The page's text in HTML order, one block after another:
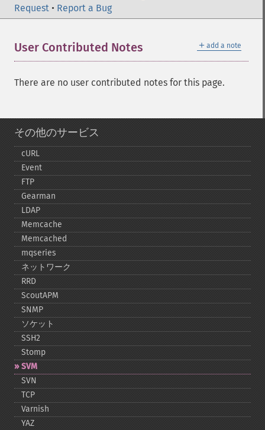
Request • Report a Bug
＋ add a note
User Contributed Notes
There are no user contributed notes for this page.
その他のサービス
cURL
Event
FTP
Gearman
LDAP
Memcache
Memcached
mqseries
ネットワーク
RRD
ScoutAPM
SNMP
ソケット
SSH2
Stomp
SVM
SVN
TCP
Varnish
YAZ